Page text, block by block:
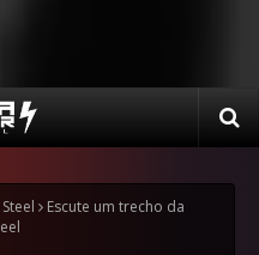
Escute um trecho da